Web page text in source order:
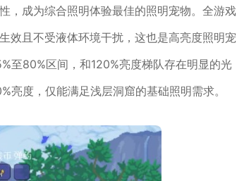
，成为综合照明体验最佳的照明宠物。全游戏
效且不受液体环境干扰，这也是高亮度照明宠
至80%区间，和120%亮度梯队存在明显的光
度，仅能满足浅层洞窟的基础照明需求。